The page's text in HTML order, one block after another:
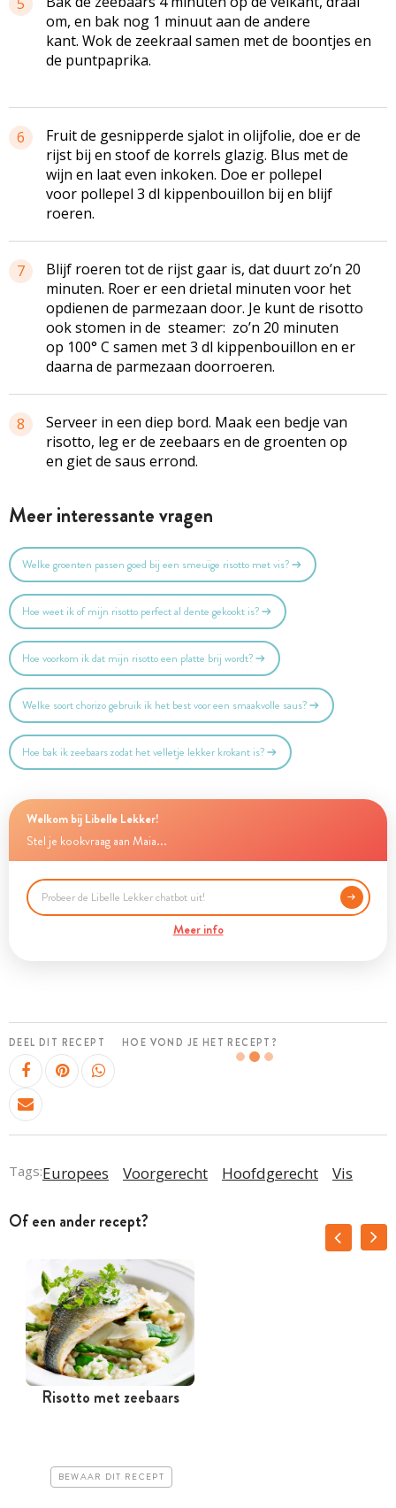
om, en bak nog 1 minuut aan de andere
kant. Wok de zeekraal samen met de boontjes en
de puntpaprika.
6
Fruit de gesnipperde sjalot in olijfolie, doe er de
rijst bij en stoof de korrels glazig. Blus met de
wijn en laat even inkoken. Doe er pollepel
voor pollepel 3 dl kippenbouillon bij en blijf
roeren.
7
Blijf roeren tot de rijst gaar is, dat duurt zo’n 20
minuten. Roer er een drietal minuten voor het
opdienen de parmezaan door. Je kunt de risotto
ook stomen in de steamer: zo’n 20 minuten
op 100° C samen met 3 dl kippenbouillon en er
daarna de parmezaan doorroeren.
8
Serveer in een diep bord. Maak een bedje van
risotto, leg er de zeebaars en de groenten op
en giet de saus errond.
Meer interessante vragen
Welke groenten passen goed bij een smeuïge risotto met vis?
Hoe weet ik of mijn risotto perfect al dente gekookt is?
Hoe voorkom ik dat mijn risotto een platte brij wordt?
Welke soort chorizo gebruik ik het best voor een smaakvolle saus?
Hoe bak ik zeebaars zodat het velletje lekker krokant is?
Welkom bij Libelle Lekker!
Stel je kookvraag aan Maia...
Meer info
DEEL DIT RECEPT HOE VOND JE HET RECEPT?
Tags:Europees Voorgerecht Hoofdgerecht Vis
Of een ander recept?
Risotto met zeebaars
BEWAAR DIT RECEPT